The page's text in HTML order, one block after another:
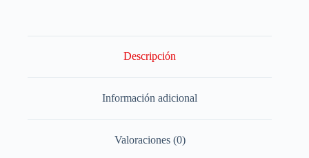
Descripción
Información adicional
Valoraciones (0)